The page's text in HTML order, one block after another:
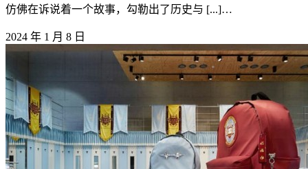
仿佛在诉说着一个故事，勾勒出了历史与 [...]…
2024 年 1 月 8 日